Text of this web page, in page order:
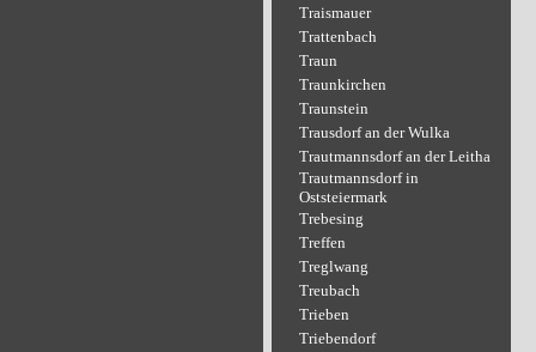
Traismauer
Trattenbach
Traun
Traunkirchen
Traunstein
Trausdorf an der Wulka
Trautmannsdorf an der Leitha
Trautmannsdorf in
Oststeiermark
Trebesing
Treffen
Treglwang
Treubach
Trieben
Triebendorf